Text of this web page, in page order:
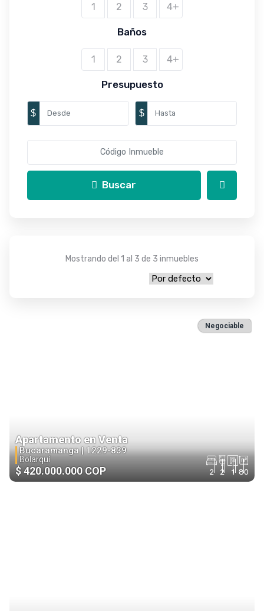
1 2 3 4+
Baños
1 2 3 4+
Presupuesto
$ $
Buscar
Mostrando del 1 al 3 de 3 inmuebles
Negociable
Apartamento en Venta
Bucaramanga |1229-839
Bolarquí
$ 420.000.000 COP 2 2 1 80